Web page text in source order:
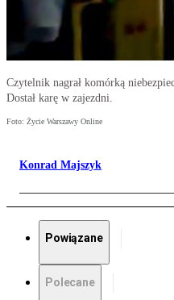
Czytelnik nagrał komórką
Dostał karę w zajezdni.
Foto: Życie Warszawy Online
Konrad Majszyk
Powiązane
Polecane